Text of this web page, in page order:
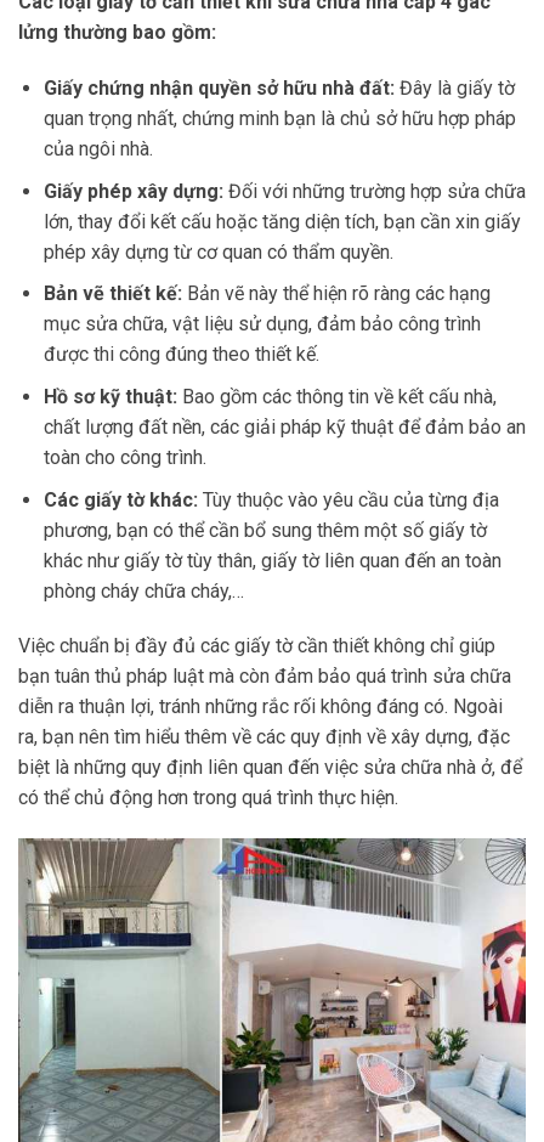
lửng thường bao gồm:
Giấy chứng nhận quyền sở hữu nhà đất: Đây là giấy tờ
quan trọng nhất, chứng minh bạn là chủ sở hữu hợp pháp
của ngôi nhà.
Giấy phép xây dựng: Đối với những trường hợp sửa chữa
lớn, thay đổi kết cấu hoặc tăng diện tích, bạn cần xin giấy
phép xây dựng từ cơ quan có thẩm quyền.
Bản vẽ thiết kế: Bản vẽ này thể hiện rõ ràng các hạng
mục sửa chữa, vật liệu sử dụng, đảm bảo công trình
được thi công đúng theo thiết kế.
Hồ sơ kỹ thuật: Bao gồm các thông tin về kết cấu nhà,
chất lượng đất nền, các giải pháp kỹ thuật để đảm bảo an
toàn cho công trình.
Các giấy tờ khác: Tùy thuộc vào yêu cầu của từng địa
phương, bạn có thể cần bổ sung thêm một số giấy tờ
khác như giấy tờ tùy thân, giấy tờ liên quan đến an toàn
phòng cháy chữa cháy,…
Việc chuẩn bị đầy đủ các giấy tờ cần thiết không chỉ giúp
bạn tuân thủ pháp luật mà còn đảm bảo quá trình sửa chữa
diễn ra thuận lợi, tránh những rắc rối không đáng có. Ngoài
ra, bạn nên tìm hiểu thêm về các quy định về xây dựng, đặc
biệt là những quy định liên quan đến việc sửa chữa nhà ở, để
có thể chủ động hơn trong quá trình thực hiện.